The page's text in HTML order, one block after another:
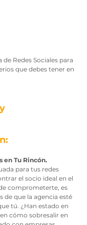
Redes Sociales para
que debes tener en
en Tu Rincón.
para tus redes
el socio ideal en el
comprometerte, es
de que la agencia esté
tú. ¿Han estado en
cómo sobresalir en